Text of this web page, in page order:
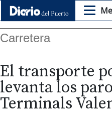
Carretera
El transporte
levanta los
Terminals